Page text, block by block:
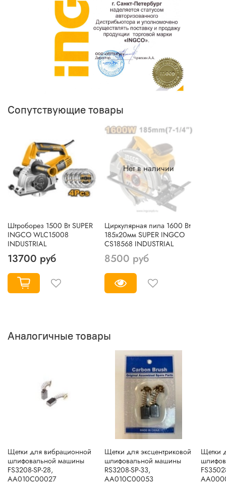
Сопутствующие товары
Штроборез 1500 Вт SUPER
INGCO WLC15008
INDUSTRIAL
13700 руб
Нет в наличии
Циркулярная пила 1600 Вт
185х20мм SUPER INGCO
CS18568 INDUSTRIAL
8500 руб
Аналогичные товары
Щетки для вибрационной
шлифовальной машины
FS3208-SP-28,
AA010C00027
Щетки для эксцентриковой
шлифовальной машины
RS3208-SP-33,
AA010C00053
Щетки